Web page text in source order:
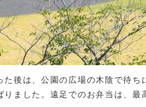
た後は、公園の広場の木陰で待ち
りました。遠足でのお弁当は、最